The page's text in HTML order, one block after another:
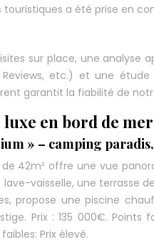
a été prise en
sur place, une
Reviews, etc.) et une
garantit la fiabilité de
luxe en bord de
» – camping
42m² offre une vue
vaisselle, une terrasse
propose une piscine
Prix : 135 000€. Points
Prix élevé.